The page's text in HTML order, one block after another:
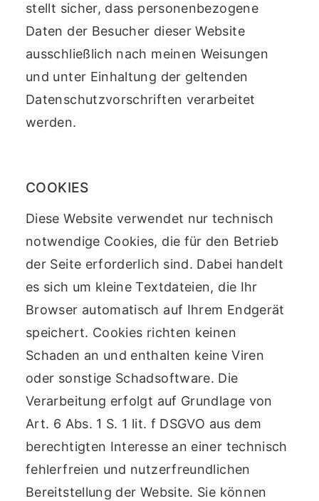
stellt sicher, dass personenbezogene
Daten der Besucher dieser Website
ausschließlich nach meinen Weisungen
und unter Einhaltung der geltenden
Datenschutzvorschriften verarbeitet
werden.
COOKIES
Diese Website verwendet nur technisch
notwendige Cookies, die für den Betrieb
der Seite erforderlich sind. Dabei handelt
es sich um kleine Textdateien, die Ihr
Browser automatisch auf Ihrem Endgerät
speichert. Cookies richten keinen
Schaden an und enthalten keine Viren
oder sonstige Schadsoftware. Die
Verarbeitung erfolgt auf Grundlage von
Art. 6 Abs. 1 S. 1 lit. f DSGVO aus dem
berechtigten Interesse an einer technisch
fehlerfreien und nutzerfreundlichen
Bereitstellung der Website. Sie können